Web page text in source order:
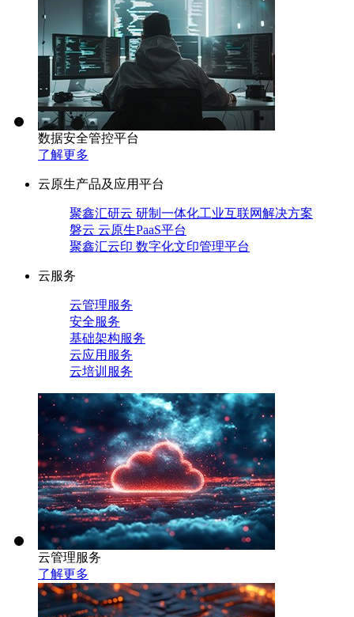
数据安全管控平台
了解更多
云原生产品及应用平台
聚鑫汇研云 研制一体化工业互联网解决方案
磐云 云原生PaaS平台
聚鑫汇云印 数字化文印管理平台
云服务
云管理服务
安全服务
基础架构服务
云应用服务
云培训服务
云管理服务
了解更多